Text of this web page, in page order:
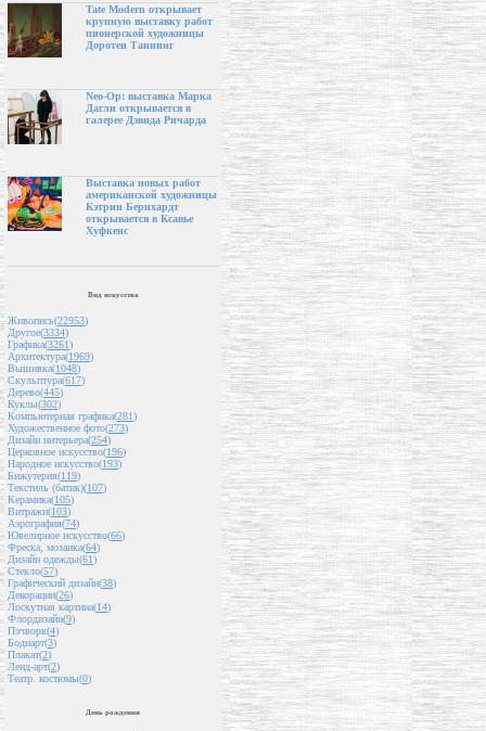
Tate Modern открывает
крупную выставку работ
пионерской художницы
Доротеи Таннинг
Neo-Op: выставка Марка
Дагли открывается в
галерее Дэвида Ричарда
Выставка новых работ
американской художницы
Кэтрин Бернхардт
открывается в Ксавье
Хуфкенс
Вид искусства
Живопись(22953)
Другое(3334)
Графика(3261)
Архитектура(1969)
Вышивка(1048)
Скульптура(617)
Дерево(445)
Куклы(302)
Компьютерная графика(281)
Художественное фото(273)
Дизайн интерьера(254)
Церковное искусство(196)
Народное искусство(193)
Бижутерия(119)
Текстиль (батик)(107)
Керамика(105)
Витражи(103)
Аэрография(74)
Ювелирное искусство(66)
Фреска, мозаика(64)
Дизайн одежды(61)
Стекло(57)
Графический дизайн(38)
Декорации(26)
Лоскутная картина(14)
Флордизайн(9)
Пэчворк(4)
Бодиарт(3)
Плакат(2)
Ленд-арт(2)
Театр. костюмы(0)
День рождения